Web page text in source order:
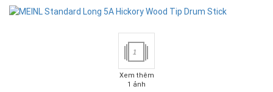
1
Xem thêm
1 ảnh